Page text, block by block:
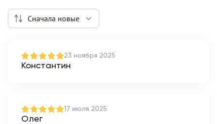
Сначала новые
23 ноября 2025
Константин
17 июля 2025
Олег